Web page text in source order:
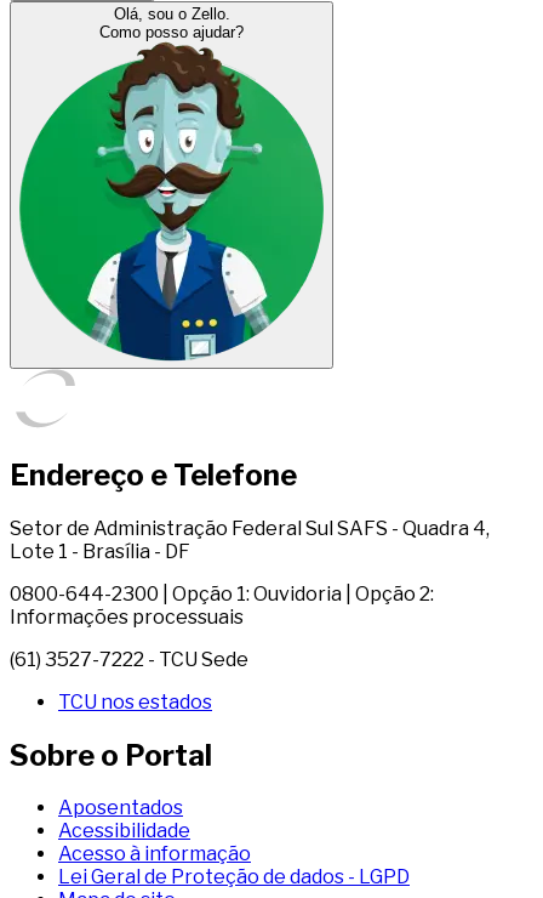
Olá, sou o Zello.
Como posso ajudar?
Endereço e Telefone
Setor de Administração Federal Sul SAFS - Quadra 4,
Lote 1 - Brasília - DF
0800-644-2300 | Opção 1: Ouvidoria | Opção 2:
Informações processuais
(61) 3527-7222 - TCU Sede
TCU nos estados
Sobre o Portal
Aposentados
Acessibilidade
Acesso à informação
Lei Geral de Proteção de dados - LGPD